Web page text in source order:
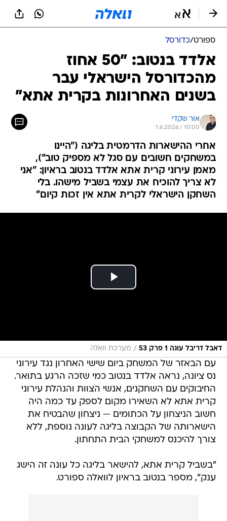
ספורט/כדורסל
אלדד בנטוב: "50 אחוז
מהכדורסל הישראלי עבר
בשנים האחרונות בקרית אתא"
אור שקדי
1.6.2026 / 10:00
אחרי ההישארות הדרמטית בליגה ("היינו
במשחקים חשובים עם סגל לא מספיק טוב"),
מאמן עירוני קרית אתא אלדד בנטוב בראיון: "אני
לא צריך להוכיח את עצמי בשביל מישהו. בלי
השחקן הישראלי לקרית אתא אין זכות קיום"
דאבל דריבל עונה 1 פרק 53 / מערכת וואלה
עם הבאזר של המשחק ביום שישי האחרון נגד עירוני
נס ציונה, נראה אלדד בנטוב כמי שזכה הרגע בתואר.
החיבוקים עם השחקנים, אנשי הצוות והנהלת עירוני
קרית אתא לא השאירו מקום לספק עד כמה היה
חשוב הניצחון על הכתומים — ניצחון שהבטיח את
הישארותה של הקבוצה בליגה לעונה נוספת, ללא
צורך להיכנס למשחקי הבית התחתון.
"בשביל קרית אתא, להישאר בליגה כל עונה זה הישג
ענק", מספר בנטוב בראיון לוואלה ספורט.